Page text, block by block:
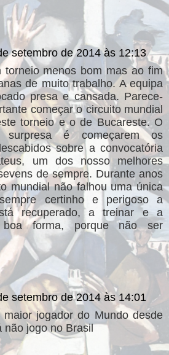
setembro de 2014 às 12:13
torneio menos bom mas ao fim
de muito trabalho. A equipa
presa e cansada. Parece-
começar o circuito mundial
torneio e o de Bucareste. O
é começarem os
sobre a convocatória
um dos nosso melhores
de sempre. Durante anos
mundial não falhou uma única
certinho e perigoso a
recuperado, a treinar e a
forma, porque não ser
setembro de 2014 às 14:01
jogador do Mundo desde
não jogo no Brasil